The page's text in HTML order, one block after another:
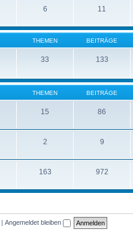
6 11
THEMEN BEITRÄGE
33 133
THEMEN BEITRÄGE
15 86
2 9
163 972
| Angemeldet bleiben